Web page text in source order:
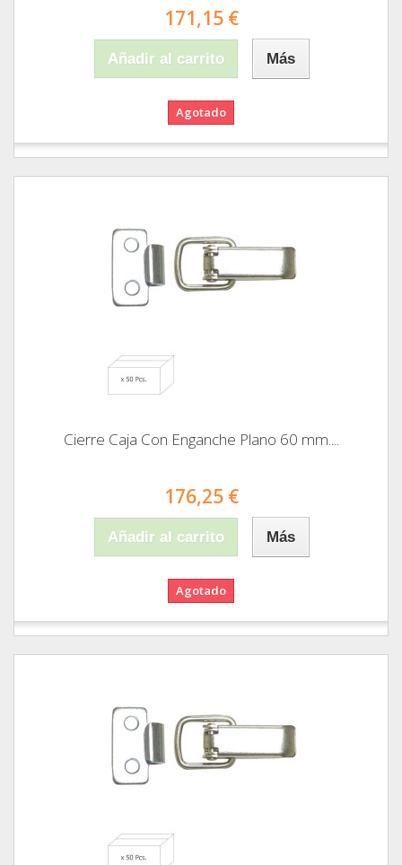
171,15 €
Añadir al carrito Más
Agotado
Cierre Caja Con Enganche Plano 60 mm....
176,25 €
Añadir al carrito Más
Agotado